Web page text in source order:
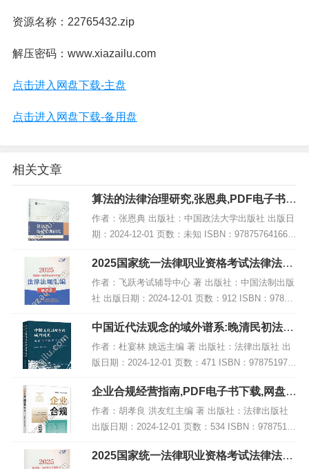
资源名称：22765432.zip
解压密码：www.xiazailu.com
点击进入网盘下载-主盘
点击进入网盘下载-备用盘
相关文章
算法的法律治理研究,张恩典,PDF电子书下
载,网盘资源
作者：张恩典 出版社：中国政法大学出版社 出版日
期：2024-12-01 页数：未知 ISBN：978757641668
8 电子书大小：185MB [高清扫描版PDF格式] 内容
简介 202...
2025国家统一法律职业资格考试法律法规
汇编(便携本)第一卷【2025飞跃版?便…,P
DF
作者：飞跃考试辅导中心 著 出版社：中国法制出版
社 出版日期：2024-12-01 页数：912 ISBN：97875
21647723 电子书大小：256MB [高清扫描版PDF格
式] 内容...
中国近代法观念的域外谱系:晚清民初法学
译文选编,PDF下载
作者：杜宴林 姚远主编 著 出版社：法律出版社 出
版日期：2024-12-01 页数：471 ISBN：978751979
6822 电子书大小：213MB [高清扫描版PDF格式] 内
容简介...
企业合规经营指南,PDF电子书下载,网盘资
源
作者：胡孝良 洪友红主编 著 出版社：法律出版社
出版日期：2024-12-01 页数：534 ISBN：97875197
95900 电子书大小：224MB [高清扫描版PDF格式]
内容简...
2025国家统一法律职业资格考试法律法规